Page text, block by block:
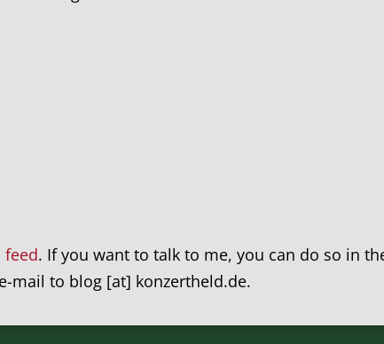
feed. If you want to talk to me, you can do so in
mail to blog [at] konzertheld.de.